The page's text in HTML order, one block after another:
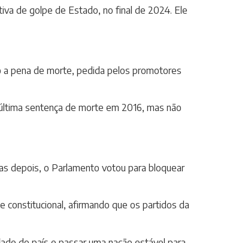
de golpe de Estado, no final de 2024. Ele
a pena de morte, pedida pelos promotores
sentença de morte em 2016, mas não
depois, o Parlamento votou para bloquear
constitucional, afirmando que os partidos da